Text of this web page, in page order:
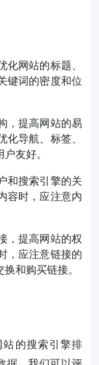
网站的标题、
键词的密度和位
，提高网站的易
导航、标签、
友好。
和搜索引擎的关
容时，应注意内
，提高网站的权
，应注意链接的
和购买链接。
的搜索引擎排